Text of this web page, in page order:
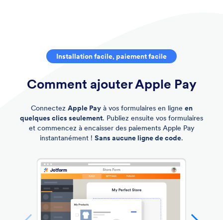
Installation facile, paiement facile
Comment ajouter Apple Pay
Connectez Apple Payà vos formulaires en ligne en
quelques clics seulement. Publiez ensuite vos formulaires
et commencez à encaisser des paiements Apple Pay
instantanément ! Sans aucune ligne de code.
Ajoutez Apple Pay